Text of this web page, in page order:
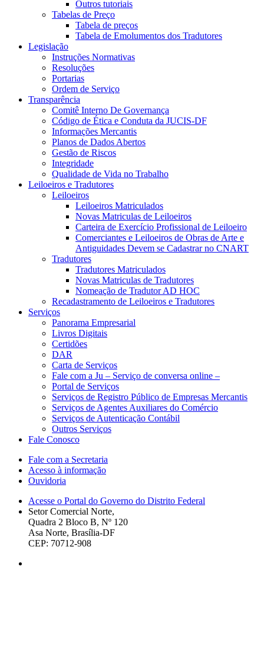
Outros tutoriais
Tabelas de Preço
Tabela de preços
Tabela de Emolumentos dos Tradutores
Legislação
Instruções Normativas
Resoluções
Portarias
Ordem de Serviço
Transparência
Comitê Interno De Governança
Código de Ética e Conduta da JUCIS-DF
Informações Mercantis
Planos de Dados Abertos
Gestão de Riscos
Integridade
Qualidade de Vida no Trabalho
Leiloeiros e Tradutores
Leiloeiros
Leiloeiros Matriculados
Novas Matriculas de Leiloeiros
Carteira de Exercício Profissional de Leiloeiro
Comerciantes e Leiloeiros de Obras de Arte e
Antiguidades Devem se Cadastrar no CNART
Tradutores
Tradutores Matriculados
Novas Matriculas de Tradutores
Nomeação de Tradutor AD HOC
Recadastramento de Leiloeiros e Tradutores
Serviços
Panorama Empresarial
Livros Digitais
Certidões
DAR
Carta de Serviços
Fale com a Ju – Serviço de conversa online –
Portal de Serviços
Serviços de Registro Público de Empresas Mercantis
Serviços de Agentes Auxiliares do Comércio
Serviços de Autenticação Contábil
Outros Serviços
Fale Conosco
Fale com a Secretaria
Acesso à informação
Ouvidoria
Acesse o Portal do Governo do Distrito Federal
Setor Comercial Norte,
Quadra 2 Bloco B, Nº 120
Asa Norte, Brasília-DF
CEP: 70712-908